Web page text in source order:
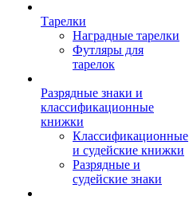
Тарелки
Наградные тарелки
Футляры для
тарелок
Разрядные знаки и
классификационные
книжки
Классификационные
и судейские книжки
Разрядные и
судейские знаки